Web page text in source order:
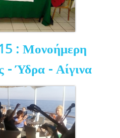
: Μονοήμερη
- Ύδρα - Αίγινα